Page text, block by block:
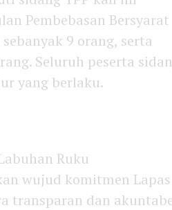
Pembebasan Bersyarat
9 orang, serta
Seluruh peserta
yang berlaku.
Ruku
wujud komitmen Lapas
transparan dan